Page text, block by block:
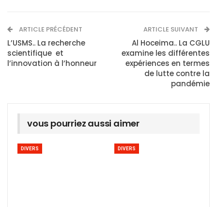
ARTICLE PRÉCÉDENT
L’USMS.. La recherche
scientifique et
l’innovation à l’honneur
ARTICLE SUIVANT
Al Hoceima.. La CGLU
examine les différentes
expériences en termes
de lutte contre la
pandémie
vous pourriez aussi aimer
DIVERS DIVERS